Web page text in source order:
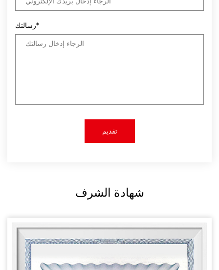
رسالتك*
شهادة الشرف